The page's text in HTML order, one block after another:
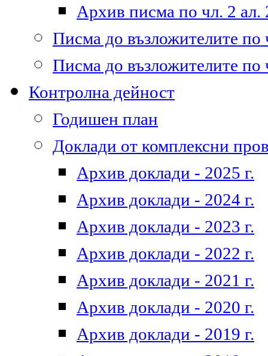
Архив писма по чл. 2 ал.
Писма до възложителите по
Писма до възложителите по
Контролна дейност
Годишен план
Доклади от комплексни
Архив доклади - 2025 г.
Архив доклади - 2024 г.
Архив доклади - 2023 г.
Архив доклади - 2022 г.
Архив доклади - 2021 г.
Архив доклади - 2020 г.
Архив доклади - 2019 г.